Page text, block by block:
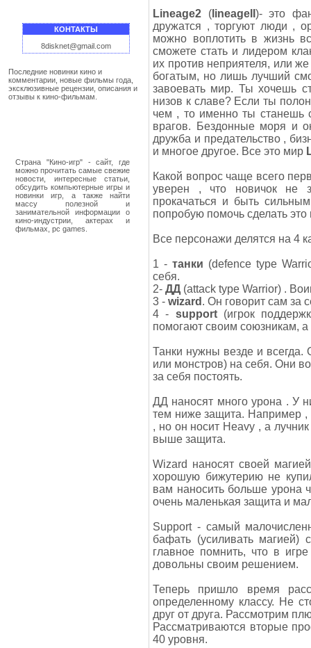
КОНТАКТЫ
8disknet@gmail.com
Последние новинки кино и
комментарии, новые фильмы года,
эксклюзивные рецензии, описания и
отзывы к кино-фильмам.
Страна "Кино-игр" - сайт, где
можно прочитать самые свежие
новости, интересные статьи,
обсудить компьютерные игры и
новинки игр, а также найти
массу полезной и
занимательной информации о
кино-индустрии, актерах и
фильмах, pc games.
Lineage2 (lineageII )- это
дружатся , торгуют люди ,
можно воплотить в жизнь
сможете стать и лидером
их против неприятеля, или
богатым, но лишь лучший
завоевать мир. Ты хочешь
низов к славе? Если ты
чем , то именно ты станешь
врагов. Бездонные моря и
дружба и предательство ,
и многое другое. Все это мир
Какой вопрос чаще всего
уверен , что новичок не
прокачаться и быть
попробую помочь сделать
Все персонажи делятся на 4
1 - танки (defence type
себя.
2- ДД (attack type Warrior) .
3 - wizard . Он говорит сам за
4 - support(игрок
помогают своим союзникам,
Танки нужны везде и
или монстров) на себя. Они
за себя постоять.
ДД наносят много урона . У
тем ниже защита. Например ,
, но он носит Heavy , а
выше защита.
Wizard наносят своей
хорошую бижутерию не
вам наносить больше урона
очень маленькая защита и
Support - самый
бафать (усиливать магией)
главное помнить, что в
довольны своим решением.
Теперь пришло время
определенному классу. Не
друг от друга. Рассмотрим
Рассматриваются вторые
40 уровня.